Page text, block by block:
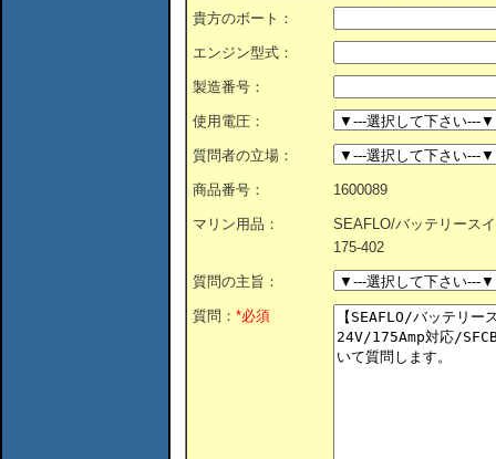
貴方のボート：
エンジン型式：
製造番号：
使用電圧：
質問者の立場：
商品番号： 1600089
マリン用品：
SEAFLO/バッテリース
175-402
質問の主旨：
質問： *必須